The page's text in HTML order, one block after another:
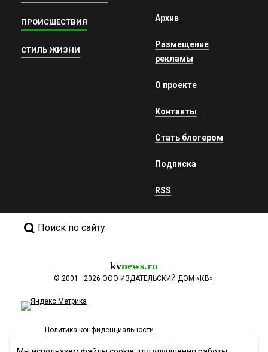
ПРОИСШЕСТВИЯ
СТИЛЬ ЖИЗНИ
Архив
Размещение
рекламы
О проекте
Контакты
Стать блогером
Подписка
RSS
Поиск по сайту
kvnews.ru
© 2001—2026 ООО ИЗДАТЕЛЬСКИЙ ДОМ «КВ».
Политика конфиденциальности